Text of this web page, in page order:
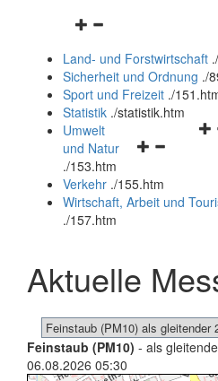
Navigationsmenü
und
schließen
Land- und Forstwirtschaft .
Sicherheit und Ordnung ./
Sport und Freizeit ./
Statistik ./statistik.htm
und
schließen
Umwelt
und Natur
./153.htm
Verkehr ./155.htm
Wirtschaft, Arbeit und
./157.htm
Aktuelle
Feinstaub (PM10) - als
06.08.2026 05:30